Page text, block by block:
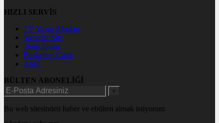
HIZLI SERVİS
TV Yayın Akışları
Yazarlar Site
Tenis İddaa
Basketbol Canlı
AMP
BÜLTEN ABONELİĞİ
+
Bu web sitesinden haber ve ebülten almak istiyorum